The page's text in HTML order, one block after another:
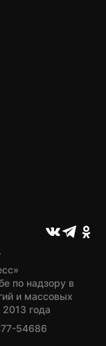
по надзору в
и массовых
года
54686